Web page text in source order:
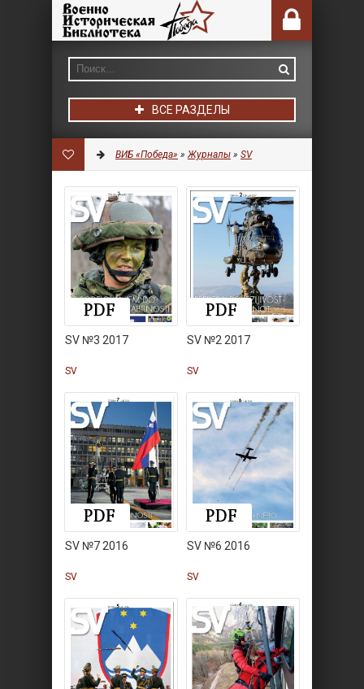
ВСЕ РАЗДЕЛЫ
ВИБ «Победа» »Журналы » SV
SV №3 2017
SV
SV №2 2017
SV
SV №7 2016
SV
SV №6 2016
SV